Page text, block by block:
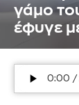
γάμο
έφυγε